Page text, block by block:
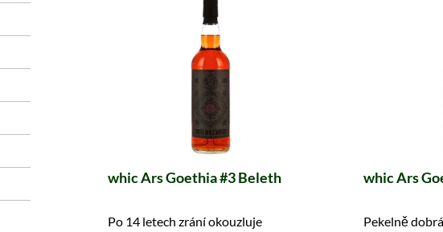
whic Ars Goethia #3 Beleth
Po 14 letech zrání okouzluje
whic Ars
Pekelně